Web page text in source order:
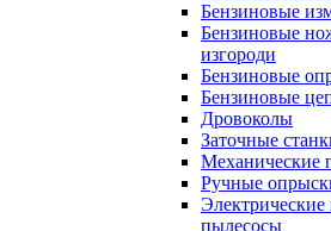
Бензиновые
Бензиновые
изгороди
Бензиновые
Бензиновые
Дровоколы
Заточные
Механические
Ручные
пылесосы